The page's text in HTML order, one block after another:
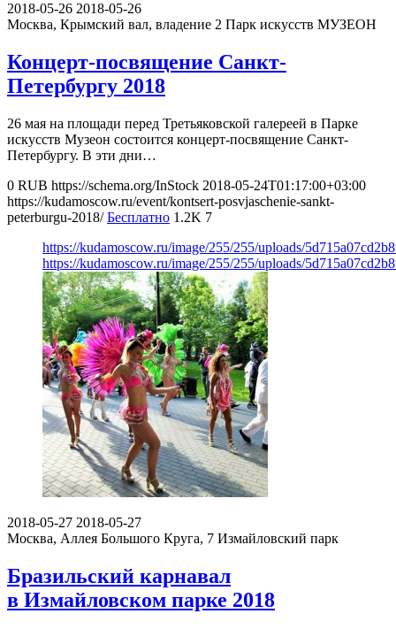
2018-05-26 2018-05-26
Москва, Крымский вал, владение 2 Парк искусств МУЗЕОН
Концерт-посвящение Санкт-
Петербургу 2018
26 мая на площади перед Третьяковской галереей в Парке
искусств Музеон состоится концерт-посвящение Санкт-
Петербургу. В эти дни…
0 RUB https://schema.org/InStock 2018-05-24T01:17:00+03:00
https://kudamoscow.ru/event/kontsert-posvjaschenie-sankt-
peterburgu-2018/ Бесплатно 1.2K 7
https://kudamoscow.ru/image/255/255/uploads/
https://kudamoscow.ru/image/255/255/uploads/
2018-05-27 2018-05-27
Москва, Аллея Большого Круга, 7 Измайловский парк
Бразильский карнавал
в Измайловском парке 2018